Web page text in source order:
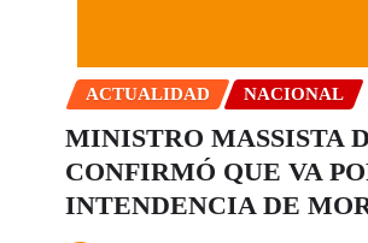
ACTUALIDAD NACIONAL
MINISTRO MASSISTA
CONFIRMÓ QUE VA
INTENDENCIA DE